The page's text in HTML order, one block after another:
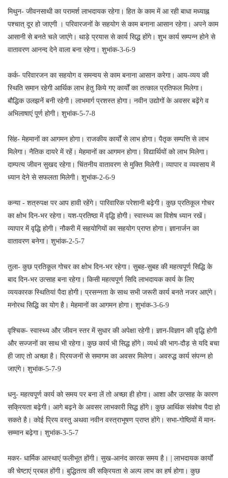
मिथुन- जीवनसाथी का परामर्श लाभदायक रहेगा। हित के काम में आ रही बाधा मध्याह्न
पश्चात् दूर हो जाएगी । परिवारजनों के सहयोग से काम बनाना आसान रहेगा। अपने काम
आसानी से बनते चले जाएंगे। थाड़े प्रयास से कार्य सिद्ध होंगे। शुभ कार्य सम्पन्न होने से
वातावरण आनन्द देने वाला बना रहेगा। शुभांक-3-6-9
कर्क- परिवारजन का सहयोग व समन्वय से काम बनाना आसान करेगा। आय-व्यय की
स्थिति समान रहेगी आर्थिक लाभ हेतु किये गए कार्यों का तत्काल प्रतिफल मिलेगा।
बौद्धिक उलझनें बनी रहेगी। लाभमार्ग प्रशस्त होगा। नवीन उद्योगों के अवसर बढ़ेंगे व
अभिलाषाएं पूर्ण होगी। शुभांक-5-7-8
सिंह- मेहमानों का आगमन होगा। राजकीय कार्यों से लाभ होगा। पैतृक सम्पत्ति से लाभ
मिलेगा। नैतिक दायरे में रहें। मेहमानों का आगमन होगा। विद्यार्थियों को लाभ मिलेगा।
दाम्पत्य जीवन सुखद रहेगा। चिंतनीय वातावरण से मुक्ति मिलेगी। व्यापार व व्यवसाय में
ध्यान देने से सफलता मिलेगी। शुभांक-2-6-9
कन्या - शत्रुपक्ष पर आप हावी रहेंगे। पारिवारिक परेशानी बढ़ेगी। कुछ प्रतिकूल गोचर
का क्षोभ दिन-भर रहेगा। यश-प्रतिष्ठा में वृद्धि होगी। स्वास्थ्य का विशेष ध्यान रखें।
व्यापार में वृद्धि होगी। नौकरी में सहयोगियों का सहयोग प्राप्त होगा। ज्ञानार्जन का
वातावरण बनेगा। शुभांक-2-5-7
तुला- कुछ प्रतिकूल गोचर का क्षोभ दिन-भर रहेगा। सुबह-सुबह की महत्वपूर्ण सिद्धि के
बाद दिन-भर उत्साह बना रहेगा। किसी महत्वपूर्ण सिदि लाभदायक कार्य के लिए
व्ययकारक स्थितियां पैदा होगी। प्रसन्नता के साथ सभी जरूरी कार्य बनते नजर आएंगे।
मनोरथ सिद्धि का योग है। मेहमानों का आगमन होगा। शुभांक-3-6-9
वृश्चिक- स्वास्थ्य और जीवन स्तर में सुधार की अपेक्षा रहेगी। ज्ञान-विज्ञान की वृद्धि होगी
और सज्जनों का साथ भी रहेगा। कुछ कार्य भी सिद्ध होंगे। व्यर्थ की भाग-दौड़ से यदि बचा
ही जाए तो अच्छा है। प्रियजनों से समागम का अवसर मिलेगा। अवरुद्ध कार्य संपन्न हो
जाएंगे। शुभांक-5-7-9
धनु- महत्वपूर्ण कार्य को समय पर बना लें तो अच्छा ही होगा। आशा और उत्साह के कारण
सक्रियता बढ़ेगी। आगे बढ़ने के अवसर लाभकारी सिद्ध होंगे। कुछ आर्थिक संकोच पैदा हो
सकते है। कोई प्रिय वस्तु अथवा नवीन वस्त्राभूषण प्राप्त होंगे। सभा-गोष्ठियों में मान-
सम्मान बढ़ेगा। शुभांक-3-5-7
मकर- धार्मिक आस्थाएं फलीभूत होंगी। सुख-आनंद कारक समय है। | लाभदायक कार्यों
की चेष्टाएं प्रबल होंगी। बुद्धितत्व की सक्रियता से अल्प लाभ का हर्ष होगा। कुछ